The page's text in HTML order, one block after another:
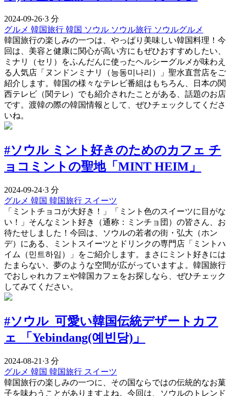
2024-09-26·3 分
グルメ 韓国旅行 韓国 ソウル ソウル旅行 ソウルグルメ
韓国旅行の楽しみの一つは、やっぱり美味しい韓国料理！今
回は、美容と健康に関心が高い方にもぜひおすすめしたい、
ミナリ（セリ）をふんだんに使ったヘルシーグルメが味わえ
る人気店「ヌンドンミナリ（능동미나리）」聖水直営店をご
紹介します。韓国の様々なテレビ番組はもちろん、日本の関
西テレビ（関テレ）でも紹介されたことがある、話題のお店
です。渡韓の際の韓国情報として、ぜひチェックしてくださ
いね。
#ソウル ミント好きのためのカフェ チ
ョコミントの聖地「MINT HEIM」
2024-09-24·3 分
グルメ 韓国 韓国旅行 スイーツ
「ミントチョコが大好き！」「ミント色のスイーツに目がな
い！」そんなミント好き（通称：ミンチョ団）の皆さん、お
待たせしました！今回は、ソウルの若者の街・弘大（ホン
デ）にある、ミントスイーツとドリンクの専門店「ミントハ
イム（민트하임）」をご紹介します。まさにミント好きには
たまらない、夢のような空間が広がっていますよ。韓国旅行
でおしゃれカフェや韓国カフェをお探しなら、ぜひチェック
してみてください。
#ソウル 可愛い韓国伝統デザートカフ
ェ 「Yebindang(예빈당)」
2024-08-21 ·3 分
グルメ 韓国 韓国旅行 スイーツ
韓国旅行の楽しみの一つに、その国ならではの伝統的なお菓
子を味わうことがありますよね。今回は、ソウルのトレンド